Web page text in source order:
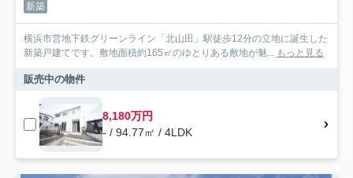
新築
横浜市営地下鉄グリーンライン「北山田」駅徒歩12分の立地に誕生した
新築戸建てです。敷地面積約165㎡のゆとりある敷地が魅... もっと見る
販売中の物件
8,180万円
- / 94.77㎡ / 4LDK